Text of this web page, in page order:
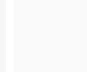
- لا شكَّ -
وتقليب هذه